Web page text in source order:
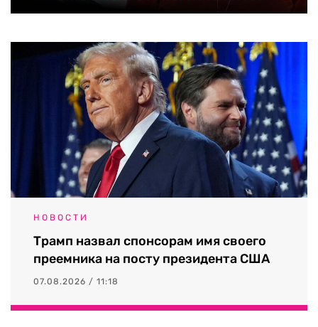
НОВОСТИ
Трамп назвал спонсорам имя своего
преемника на посту президента США
07.08.2026 / 11:18